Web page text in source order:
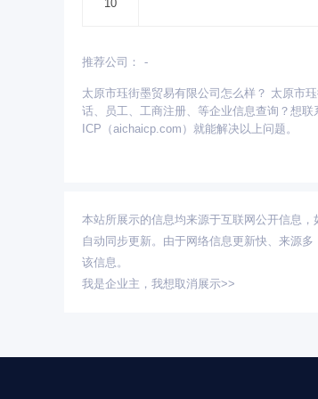
10
推荐公司： -
更多省份： 安徽 北京 重庆 福建 甘肃
青海
山东 陕西 山西 上海
太原市珏街墨贸易有限公司怎么样？ 太原市
话、员工、工商注册、等企业信息查询？想
ICP（aichaicp.com）就能解决以上问题。
本站所展示的信息均来源于互联网公开信息
自动同步更新。由于网络信息更新快、来源
该信息。
我是企业主， 我想取消展示>>